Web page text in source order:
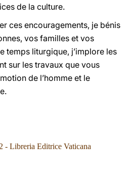
de la culture.
ces encouragements, je bénis
vos familles et vos
temps liturgique, j’implore les
sur les travaux que vous
de l’homme et le
- Libreria Editrice Vaticana